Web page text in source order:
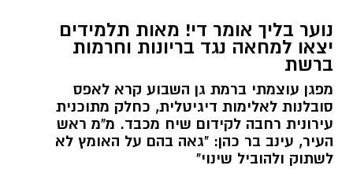
נוער בליך אומר די! מאות תלמידים
יצאו למחאה נגד בריונות וחרמות
ברשת
מפגן עוצמתי ברמת גן השבוע קרא לאפס
סובלנות לאלימות דיגיטלית, כחלק מתוכנית
עירונית רחבה לקידום שיח מכבד. מ"מ ראש
העיר, עינב בר כהן: "גאה בהם על האומץ לא
לשתוק ולהוביל שינוי"